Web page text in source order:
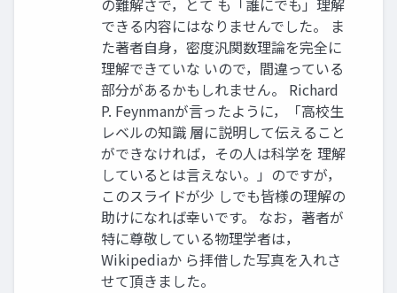
の難解さで，とて も「誰にでも」理解
できる内容にはなりませんでした。 ま
た著者自身，密度汎関数理論を完全に
理解できていな いので，間違っている
部分があるかもしれません。 Richard
P. Feynmanが言ったように，「高校生
レベルの知識 層に説明して伝えること
ができなければ，その人は科学を 理解
しているとは言えない。」のですが，
このスライドが少 しでも皆様の理解の
助けになれば幸いです。 なお，著者が
特に尊敬している物理学者は，
Wikipediaか ら拝借した写真を入れさ
せて頂きました。